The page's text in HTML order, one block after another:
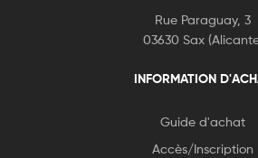
Rue Paraguay, 3
03630 Sax
INFORMATION
Guide d'achat
Accès/Inscription